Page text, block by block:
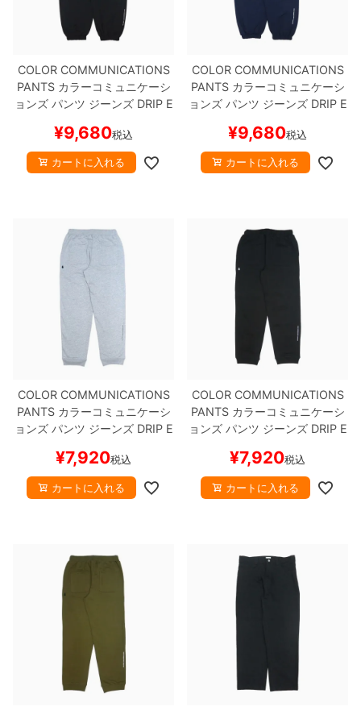
COLOR COMMUNICATIONS
PANTSカラーコミュニケーシ
ョンズパンツ ジーンズDRIP E
スケートボード スケボー
¥9,680税込
カートに入れる
COLOR COMMUNICATIONS
PANTSカラーコミュニケーシ
ョンズパンツ ジーンズDRIP E
ケートボード スケボー
¥9,680税込
カートに入れる
COLOR COMMUNICATIONS
PANTSカラーコミュニケーシ
ョンズパンツ ジーンズDRIP E
ケートボード スケボー
¥7,920税込
カートに入れる
COLOR COMMUNICATIONS
PANTSカラーコミュニケーシ
ョンズパンツ ジーンズDRIP E
スケートボード スケボー
¥7,920税込
カートに入れる